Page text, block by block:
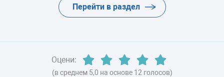
Перейти в раздел
Оцени:
(в среднем 5,0 на основе 12 голосов)